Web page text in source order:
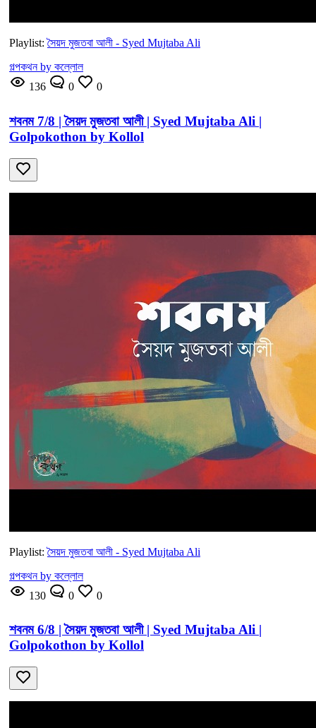
Playlist:সৈয়দ মুজতবা আলী - Syed Mujtaba Ali
গল্পকথন by কল্লোল
136
0 0
শবনম 7/8 | সৈয়দ মুজতবা আলী | Syed Mujtaba Ali |
Golpokothon by Kollol
Playlist:সৈয়দ মুজতবা আলী - Syed Mujtaba Ali
গল্পকথন by কল্লোল
130
0 0
শবনম 6/8 | সৈয়দ মুজতবা আলী | Syed Mujtaba Ali |
Golpokothon by Kollol